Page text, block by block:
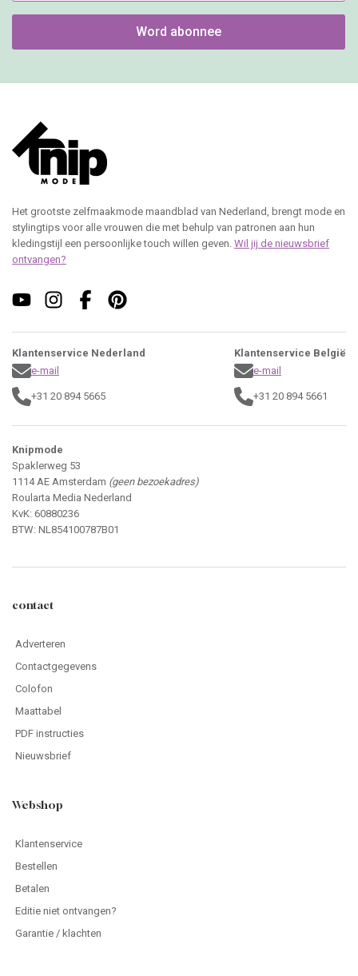
Word abonnee
Het grootste zelfmaakmode maandblad van Nederland, brengt mode en
stylingtips voor alle vrouwen die met behulp van patronen aan hun
kledingstijl een persoonlijke touch willen geven. Wil jij de nieuwsbrief
ontvangen?
Klantenservice Nederland
e-mail
+31 20 894 5665
Klantenservice België
e-mail
+31 20 894 5661
Knipmode
Spaklerweg 53
1114 AE Amsterdam (geen bezoekadres)
Roularta Media Nederland
KvK: 60880236
BTW: NL854100787B01
contact
Adverteren
Contactgegevens
Colofon
Maattabel
PDF instructies
Nieuwsbrief
Webshop
Klantenservice
Bestellen
Betalen
Editie niet ontvangen?
Garantie / klachten